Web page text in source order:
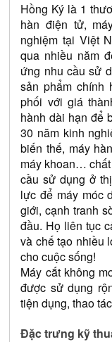
Hồng Ký là 1
hàn điện tử,
nghiệm tại Việt
qua nhiều năm
ứng nhu cầu sử
sản phẩm chính
phối với giá
hành dài hạn để
30 năm kinh
biến thế, máy
máy khoan…
cầu sử dụng ở
lực để máy móc
giới, cạnh tranh
đầu. Họ liên tục
và chế tạo nhiều
cho cuộc sống!
Máy cắt không
được sử dụng
Đặc trưng kỹ